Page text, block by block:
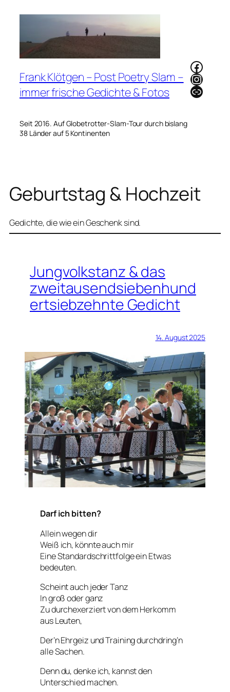
Frank Klötgen – Post Poetry Slam –
immer frische Gedichte & Fotos
Seit 2016. Auf Globetrotter-Slam-Tour durch bislang
38 Länder auf 5 Kontinenten
Link
Geburtstag & Hochzeit
Gedichte, die wie ein Geschenk sind.
Jungvolkstanz & das
zweitausendsiebenhund
ertsiebzehnte Gedicht
14. August 2025
Darf ich bitten?
Allein wegen dir
Weiß ich, könnte auch mir
Eine Standardschrittfolge ein Etwas
bedeuten.
Scheint auch jeder Tanz
In groß oder ganz
Zu durchexerziert von dem Herkomm
aus Leuten,
Der’n Ehrgeiz und Training durchdring’n
alle Sachen.
Denn du, denke ich, kannst den
Unterschied machen.